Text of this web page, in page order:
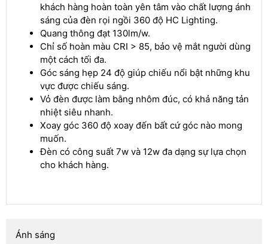
khách hàng hoàn toàn yên tâm vào chất lượng ánh
sáng của đèn rọi ngồi 360 độ HC Lighting.
Quang thông đạt 130lm/w.
Chỉ số hoàn màu CRI > 85, bảo vệ mắt người dùng
một cách tối đa.
Góc sáng hẹp 24 độ giúp chiếu nổi bật những khu
vực được chiếu sáng.
Vỏ đèn được làm bằng nhôm đúc, có khả năng tản
nhiệt siêu nhanh.
Xoay góc 360 độ xoay đến bất cứ góc nào mong
muốn.
Đèn có công suất 7w và 12w đa dạng sự lựa chọn
cho khách hàng.
Ánh sáng